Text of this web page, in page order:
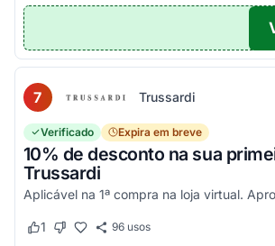
7 Trussardi
Verificado Expira em breve
10% de desconto na sua
Trussardi
Aplicável na 1ª compra na loja virtual.
Este cupom funcionou
1 Este cupom não funcionou
96usos